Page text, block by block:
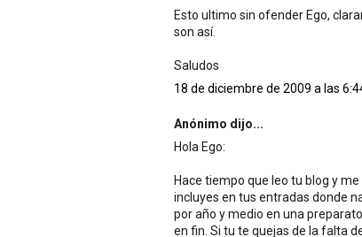
Esto ultimo sin ofender Ego,
son así.
Saludos
18 de diciembre de 2009 a las
Anónimo dijo...
Hola Ego:
Hace tiempo que leo tu blog y
incluyes en tus entradas donde
por año y medio en una
en fin. Si tu te quejas de la falta